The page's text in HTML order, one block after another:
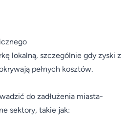
lokalną, szczególnie gdy zyski z
pełnych kosztów.
do zadłużenia miasta-
sektory, takie jak: